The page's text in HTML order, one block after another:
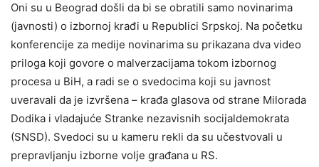
Oni su u Beograd došli da bi se obratili samo novinarima
(javnosti) o izbornoj krađi u Republici Srpskoj. Na početku
konferencije za medije novinarima su prikazana dva video
priloga koji govore o malverzacijama tokom izbornog
procesa u BiH, a radi se o svedocima koji su javnost
uveravali da je izvršena – krađa glasova od strane Milorada
Dodika i vladajuće Stranke nezavisnih socijaldemokrata
(SNSD). Svedoci su u kameru rekli da su učestvovali u
prepravljanju izborne volje građana u RS.